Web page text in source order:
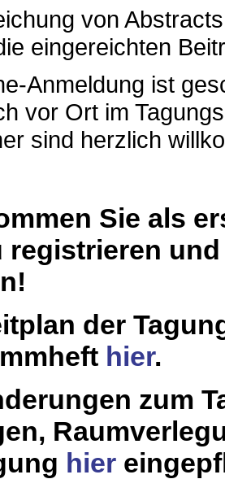
von
eingereichten
Anmeldung ist
vor Ort im
sind herzlich
Sie als
registrieren
der
hier.
zum
hier